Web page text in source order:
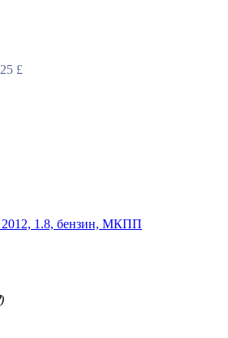
£
2012, 1.8, бензин, МКПП